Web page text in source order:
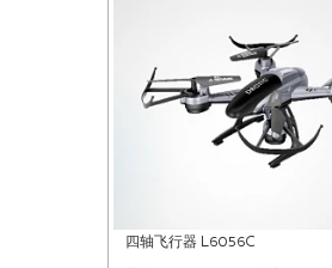
四轴飞行器 L6056C